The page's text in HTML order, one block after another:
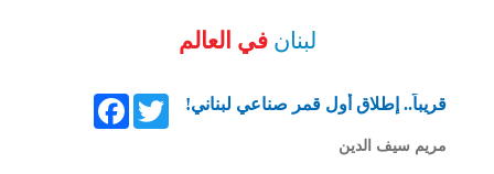
لبنان في العالم
FacebookTwitter قريباً.. إطلاق أول قمر صناعي لبناني!
مريم سيف الدين